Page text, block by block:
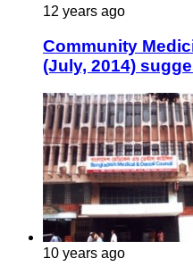
12 years ago
Community
(July, 2014)
10 years ago